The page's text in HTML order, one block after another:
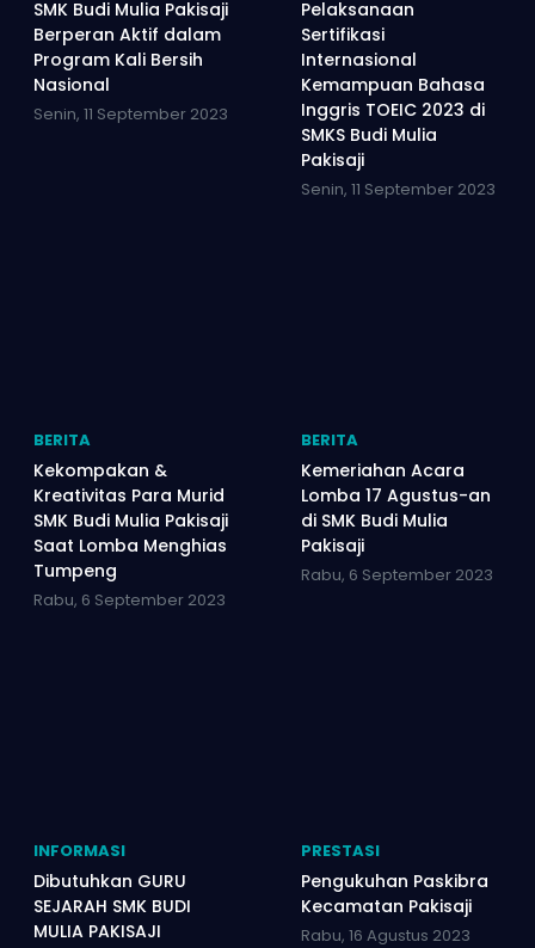
SMK Budi Mulia Pakisaji
Berperan Aktif dalam
Program Kali Bersih
Nasional
Senin, 11 September 2023
Pelaksanaan
Sertifikasi
Internasional
Kemampuan Bahasa
Inggris TOEIC 2023 di
SMKS Budi Mulia
Pakisaji
Senin, 11 September 2023
BERITA
Kekompakan &
Kreativitas Para Murid
SMK Budi Mulia Pakisaji
Saat Lomba Menghias
Tumpeng
Rabu, 6 September 2023
BERITA
Kemeriahan Acara
Lomba 17 Agustus-an
di SMK Budi Mulia
Pakisaji
Rabu, 6 September 2023
INFORMASI
Dibutuhkan GURU
SEJARAH SMK BUDI
MULIA PAKISAJI
PRESTASI
Pengukuhan Paskibra
Kecamatan Pakisaji
Rabu, 16 Agustus 2023